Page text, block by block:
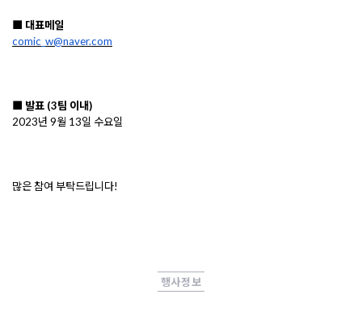
■ 대표메일
comic_w@naver.com
■ 발표 (3팀 이내)
2023년 9월 13일 수요일
많은 참여 부탁드립니다!
행사정보